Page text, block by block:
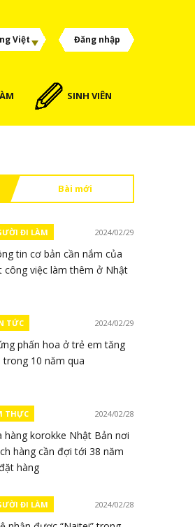
Việt Đăng nhập
SINH VIÊN
Bài mới
ĐI LÀM 2024/02/29
tin cơ bản cần nắm của
công việc làm thêm ở Nhật
TỨC 2024/02/29
phấn hoa ở trẻ em tăng
trong 10 năm qua
THỰC 2024/02/28
hàng korokke Nhật Bản nơi
hàng cần đợi tới 38 năm
hàng
ĐI LÀM 2024/02/28